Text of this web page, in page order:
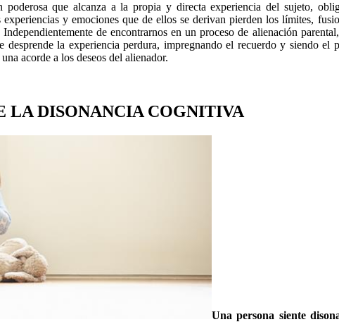
poderosa que alcanza a la propia y directa experiencia del sujeto,
y emociones que de ellos se derivan pierden los límites,
de encontrarnos en un proceso de alienación
desprende la experiencia perdura, impregnando el recuerdo y siendo
acorde a los deseos del alienador.
LA DISONANCIA COGNITIVA
Una persona siente